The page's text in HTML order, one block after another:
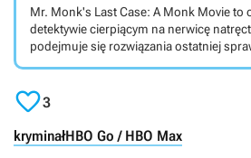
Mr. Monk's Last Case: A Monk Movie to
detektywie cierpiącym na nerwicę
podejmuje się rozwiązania ostatniej
przez Randy'ego Ziska dla platformy
kryminalną, kontynuującą wątki z
realizowanego w latach 2002-2009.
Adrian Monk to główny bohater
3
kryminałHBO Go / HBO Max